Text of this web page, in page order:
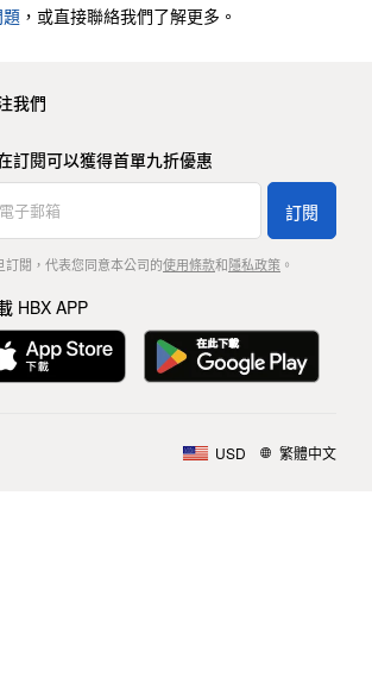
，或直接聯絡我們了解更多。
我們
訂閱可以獲得首單九折優惠
訂閱
訂閱，代表您同意本公司的使用條款和隱私政策。
HBX APP
USD 繁體中文